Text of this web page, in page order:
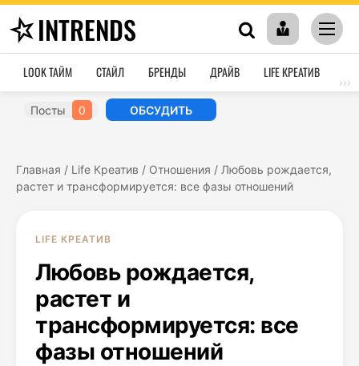
INTRENDS
LOOK ТАЙМ СТАЙЛ БРЕНДЫ ДРАЙВ LIFE КРЕАТИВ
›››
Посты 0 ОБСУДИТЬ
Главная / Life Креатив / Отношения / Любовь рождается,
растет и трансформируется: все фазы отношений
LIFE КРЕАТИВ
Любовь рождается,
растет и
трансформируется: все
фазы отношений